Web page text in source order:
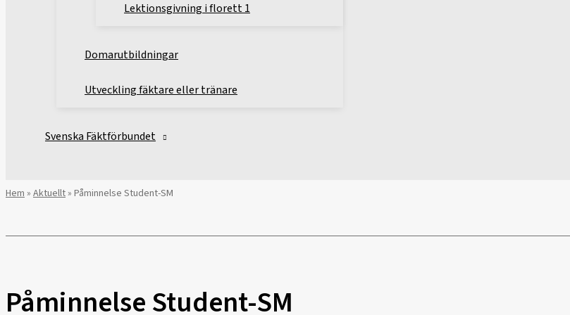
Lektionsgivning i florett 1
Domarutbildningar
Utveckling fäktare eller tränare
Svenska Fäktförbundet
Hem » Aktuellt» Påminnelse Student-SM
Påminnelse Student-SM